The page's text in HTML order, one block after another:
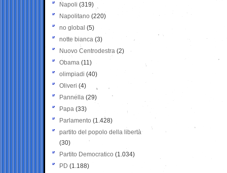
Napoli (319)
Napolitano (220)
no global (5)
notte bianca (3)
Nuovo Centrodestra (2)
Obama (11)
olimpiadi (40)
Oliveri (4)
Pannella (29)
Papa (33)
Parlamento (1.428)
partito del popolo della libertà
(30)
Partito Democratico (1.034)
PD (1.188)